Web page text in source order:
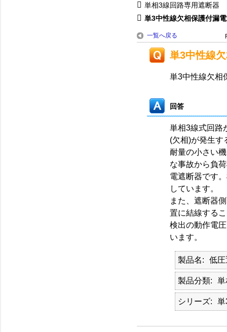
単相3線回路専用遮断器
単3中性線欠相保護付漏
一覧へ戻る
単3中性線
単3中性線欠相
回答
単相3線式回路
(欠相)が発生す
耐量の小さい
な事故から負
電遮断器です
しています。
また、遮断器
置に結線する
検出の動作電
います。
製品名 低
製品分類 単
シリーズ 単